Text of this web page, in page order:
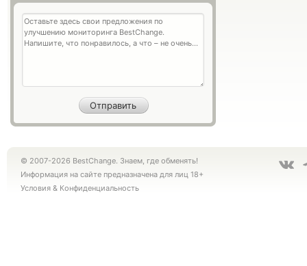
© 2007-2026 BestChange. Знаем, где обменять!
Информация на сайте предназначена для лиц 18+
Условия & Конфиденциальность